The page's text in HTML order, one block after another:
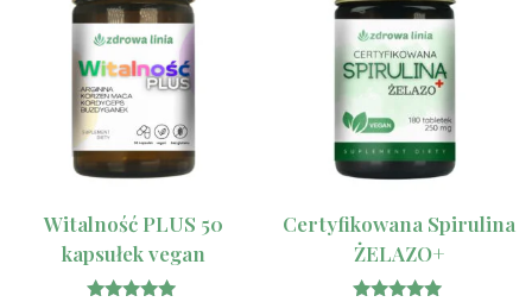
Witalność PLUS 50
kapsułek vegan
Certyfikowana Spirulina
ŻELAZO+